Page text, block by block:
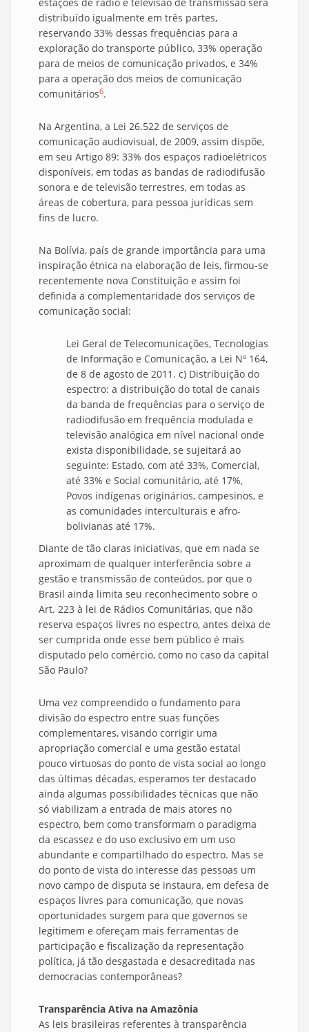
estações de rádio e televisão de transmissão será
distribuído igualmente em três partes,
reservando 33% dessas frequências para a
exploração do transporte público, 33% operação
para de meios de comunicação privados, e 34%
para a operação dos meios de comunicação
comunitários6.
Na Argentina, a Lei 26.522 de serviços de
comunicação audiovisual, de 2009, assim dispõe,
em seu Artigo 89: 33% dos espaços radioelétricos
disponíveis, em todas as bandas de radiodifusão
sonora e de televisão terrestres, em todas as
áreas de cobertura, para pessoa jurídicas sem
fins de lucro.
Na Bolívia, país de grande importância para uma
inspiração étnica na elaboração de leis, firmou-se
recentemente nova Constituição e assim foi
definida a complementaridade dos serviços de
comunicação social:
Lei Geral de Telecomunicações, Tecnologias
de Informação e Comunicação, a Lei Nº 164,
de 8 de agosto de 2011. c) Distribuição do
espectro: a distribuição do total de canais
da banda de frequências para o serviço de
radiodifusão em frequência modulada e
televisão analógica em nível nacional onde
exista disponibilidade, se sujeitará ao
seguinte: Estado, com até 33%, Comercial,
até 33% e Social comunitário, até 17%,
Povos indígenas originários, campesinos, e
as comunidades interculturais e afro-
bolivianas até 17%.
Diante de tão claras iniciativas, que em nada se
aproximam de qualquer interferência sobre a
gestão e transmissão de conteúdos, por que o
Brasil ainda limita seu reconhecimento sobre o
Art. 223 à lei de Rádios Comunitárias, que não
reserva espaços livres no espectro, antes deixa de
ser cumprida onde esse bem público é mais
disputado pelo comércio, como no caso da capital
São Paulo?
Uma vez compreendido o fundamento para
divisão do espectro entre suas funções
complementares, visando corrigir uma
apropriação comercial e uma gestão estatal
pouco virtuosas do ponto de vista social ao longo
das últimas décadas, esperamos ter destacado
ainda algumas possibilidades técnicas que não
só viabilizam a entrada de mais atores no
espectro, bem como transformam o paradigma
da escassez e do uso exclusivo em um uso
abundante e compartilhado do espectro. Mas se
do ponto de vista do interesse das pessoas um
novo campo de disputa se instaura, em defesa de
espaços livres para comunicação, que novas
oportunidades surgem para que governos se
legitimem e ofereçam mais ferramentas de
participação e fiscalização da representação
política, já tão desgastada e desacreditada nas
democracias contemporâneas?
Transparência Ativa na Amazônia
As leis brasileiras referentes à transparência